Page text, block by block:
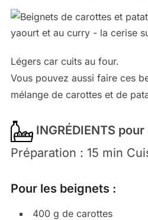
Légers car cuits au four.
Vous pouvez aussi faire ces
mélange de carottes et de
INGRÉDIENTS
Préparation : 15 min
Pour les beignets :
400 g de carottes